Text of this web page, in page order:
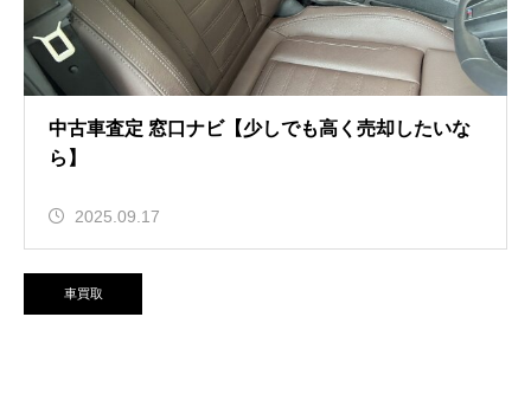
中古車査定 窓口ナビ【少しでも高く売却したいな
ら】
2025.09.17
車買取